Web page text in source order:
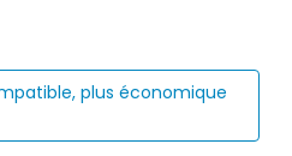
plus économique